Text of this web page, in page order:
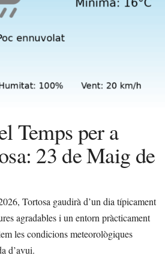
Temps per a
23 de Maig de
Tortosa gaudirà d’un dia típicament
agradables i un entorn pràcticament
les condicions meteorològiques
d’avui.